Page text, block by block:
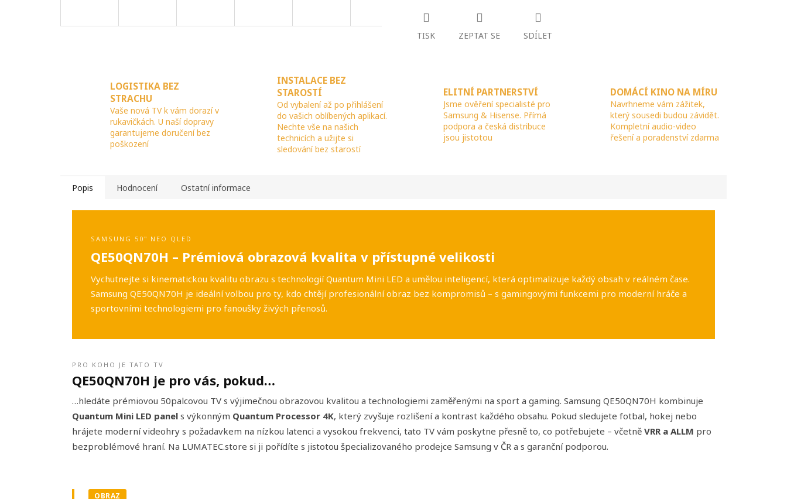
R
A
TISK ZEPTAT SE SDÍLET
LOGISTIKA BEZ
STRACHU
Vaše nová TV k vám dorazí v
rukavičkách. U naší dopravy
garantujeme doručení bez
poškození
INSTALACE BEZ
STAROSTÍ
Od vybalení až po přihlášení
do vašich oblíbených aplikací.
Nechte vše na našich
technicích a užijte si
sledování bez starostí
ELITNÍ PARTNERSTVÍ
Jsme ověření specialisté pro
Samsung & Hisense. Přímá
podpora a česká distribuce
jsou jistotou
DOMÁCÍ KINO NA MÍRU
Navrhneme vám zážitek,
který sousedi budou závidět.
Kompletní audio-video
řešení a poradenství zdarma
Popis Hodnocení Ostatní informace
SAMSUNG 50" NEO QLED
QE50QN70H – Prémiová obrazová kvalita v přístupné velikosti
Vychutnejte si kinematickou kvalitu obrazu s technologií Quantum Mini LED a umělou inteligencí, která optimalizuje každý obsah v reálném čase.
Samsung QE50QN70H je ideální volbou pro ty, kdo chtějí profesionální obraz bez kompromisů – s gamingovými funkcemi pro moderní hráče a
sportovními technologiemi pro fanoušky živých přenosů.
PRO KOHO JE TATO TV
QE50QN70H je pro vás, pokud…
…hledáte prémiovou 50palcovou TV s výjimečnou obrazovou kvalitou a technologiemi zaměřenými na sport a gaming. Samsung QE50QN70H kombinuje
Quantum Mini LED panel s výkonným Quantum Processor 4K, který zvyšuje rozlišení a kontrast každého obsahu. Pokud sledujete fotbal, hokej nebo
hrájete moderní videohry s požadavkem na nízkou latenci a vysokou frekvenci, tato TV vám poskytne přesně to, co potřebujete – včetně VRR a ALLM pro
bezproblémové hraní. Na LUMATEC.store si ji pořídíte s jistotou špecializovaného prodejce Samsung v ČR a s garanční podporou.
OBRAZ